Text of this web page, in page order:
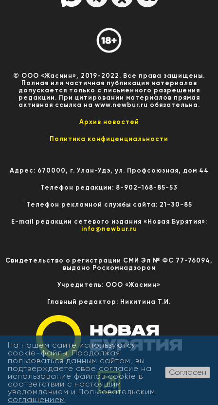
© ООО «Жасмин», 2019-2022. Все права защищены.
Полная или частичная публикация материалов
допускается только с письменного разрешения
редакции. При цитировании материалов прямая
активная ссылка на www.newbur.ru обязательна.
Архив новостей
Политика конфиценциальности
Адрес: 670000, г. Улан-Удэ, ул. Профсоюзная, дом 44
Телефон редакции: 8-902-168-85-53
Телефон рекламной службы сайта: 21-30-85
E-mail редакции сетевого издания «Новая Бурятия»:
info@newbur.ru
Свидетельство о регистрации СМИ Эл № ФС 77-76094,
выдано Роскомнадзором
Учредитель: ООО «Жасмин»
Главный редактор: Никитина Т.И.
На нашем сайте используются
cookie-файлы. Продолжая
пользоваться данным сайтом, вы
подтверждаете свое согласие на
использование файлов cookie в
соответствии с настоящим
уведомлением и Пользовательским
соглашением.
Согласен